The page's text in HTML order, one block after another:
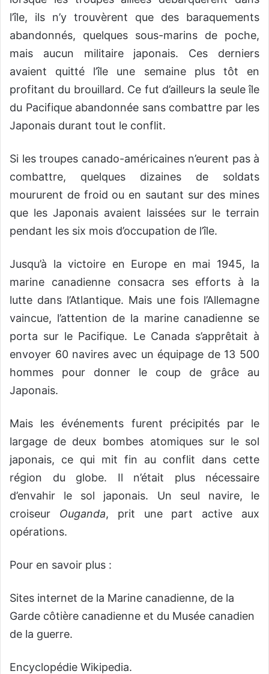
l’île, ils n’y trouvèrent que des baraquements
abandonnés, quelques sous-marins de poche,
mais aucun militaire japonais. Ces derniers
avaient quitté l’île une semaine plus tôt en
profitant du brouillard. Ce fut d’ailleurs la seule île
du Pacifique abandonnée sans combattre par les
Japonais durant tout le conflit.
Si les troupes canado-américaines n’eurent pas à
combattre, quelques dizaines de soldats
moururent de froid ou en sautant sur des mines
que les Japonais avaient laissées sur le terrain
pendant les six mois d’occupation de l’île.
Jusqu’à la victoire en Europe en mai 1945, la
marine canadienne consacra ses efforts à la
lutte dans l’Atlantique. Mais une fois l’Allemagne
vaincue, l’attention de la marine canadienne se
porta sur le Pacifique. Le Canada s’apprêtait à
envoyer 60 navires avec un équipage de 13 500
hommes pour donner le coup de grâce au
Japonais.
Mais les événements furent précipités par le
largage de deux bombes atomiques sur le sol
japonais, ce qui mit fin au conflit dans cette
région du globe. Il n’était plus nécessaire
d’envahir le sol japonais. Un seul navire, le
croiseur Ouganda,
prit une part active aux
opérations.
Pour en savoir plus :
Sites internet de la Marine canadienne, de la
Garde côtière canadienne et du Musée canadien
de la guerre.
Encyclopédie Wikipedia.